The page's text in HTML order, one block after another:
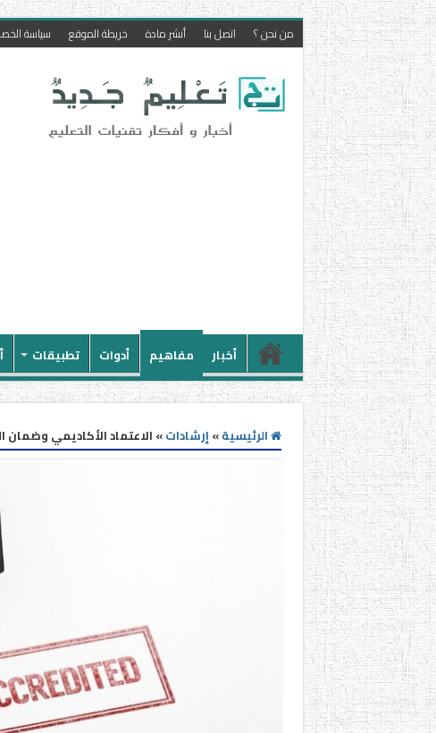
من نحن ؟ اتصل بنا أنشر مادة خريطة الموقع سياسة
أخبار مفاهيم أدوات تطبيقات
الرئيسية» إرشادات» الاعتماد الأكاديمي